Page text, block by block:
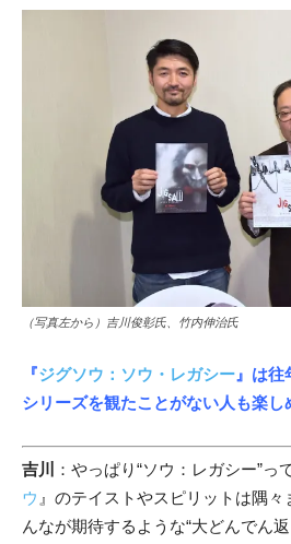
（写真左から）吉川俊彰氏、竹内伸治氏
『ジグソウ：ソウ・レガシー 』は往
シリーズを観たことがない人も楽し
吉川 ：やっぱり“ソウ：レガシー”っ
ウ 』のテイストやスピリットは隅
んなが期待するような“大どんでん